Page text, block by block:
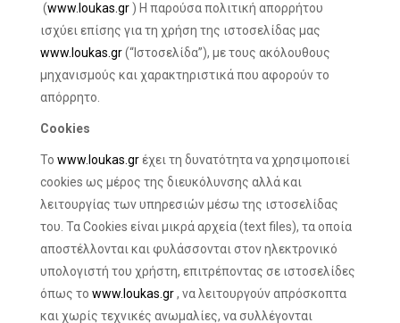
(www.loukas.gr ) Η παρούσα πολιτική απορρήτου
ισχύει επίσης για τη χρήση της ιστοσελίδας μας
www.loukas.gr(“Ιστοσελίδα”), με τους ακόλουθους
μηχανισμούς και χαρακτηριστικά που αφορούν το
απόρρητο.
Cookies
Το www.loukas.grέχει τη δυνατότητα να χρησιμοποιεί
cookies ως μέρος της διευκόλυνσης αλλά και
λειτουργίας των υπηρεσιών μέσω της ιστοσελίδας
του. Τα Cookies είναι μικρά αρχεία (text files), τα οποία
απoστέλλονται και φυλάσσονται στον ηλεκτρονικό
υπολογιστή του χρήστη, επιτρέποντας σε ιστοσελίδες
όπως το www.loukas.gr, να λειτουργούν απρόσκοπτα
και χωρίς τεχνικές ανωμαλίες, να συλλέγονται